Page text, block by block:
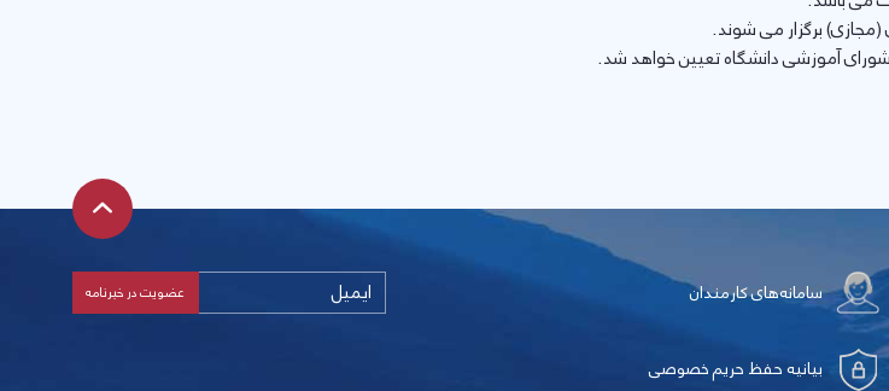
برگزار می شوند.
آموزشی دانشگاه تعیین خواهد شد.
سامانه‌های کارمندان
بیانیه حفظ حریم خصوصی